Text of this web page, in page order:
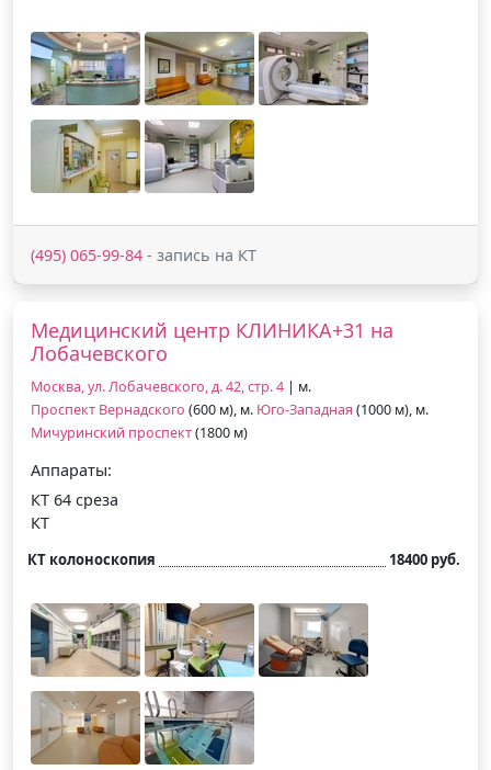
(495) 065-99-84 - запись на КТ
Медицинский центр КЛИНИКА+31 на
Лобачевского
Москва, ул. Лобачевского, д. 42, стр. 4 | м.
Проспект Вернадского (600 м), м. Юго-Западная (1000 м), м.
Мичуринский проспект(1800 м)
Аппараты:
КТ 64 среза
КТ
КТ колоноскопия 18400 руб.